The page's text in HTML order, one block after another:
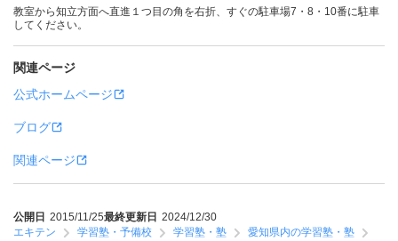
教室から知立方面へ直進１つ目の角を右折、すぐの駐車場7・8・10番に駐車
してください。
関連ページ
公式ホームページ
ブログ
関連ページ
公開日 2015/11/25最終更新日 2024/12/30
エキテン
学習塾・予備校 学習塾・塾
愛知県内の学習塾・塾